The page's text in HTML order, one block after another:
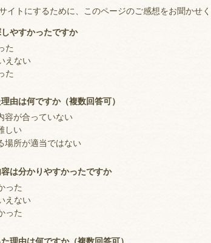
イトにするために、このページのご感想をお聞かせく
やすかったですか
た
えない
た
由は何ですか（複数回答可）
容が合っていない
しい
場所が適当ではない
は分かりやすかったですか
った
えない
った
理由は何ですか（複数回答可）